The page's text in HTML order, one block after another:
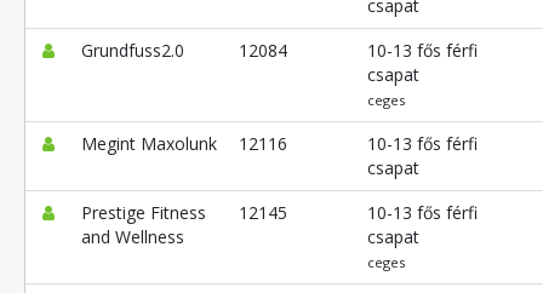
csapat
Grundfuss2.0
12084
10-13 fős férfi
csapat
ceges
Megint Maxolunk 12116
10-13 fős férfi
csapat
Prestige Fitness
and Wellness
12145
10-13 fős férfi
csapat
ceges